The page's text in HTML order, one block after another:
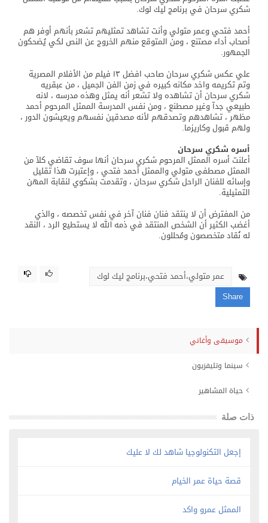
شكري سرحان في برنامج ليك لوك.
أحمد فتحي وعمر متولي وأنت تشاهد تمثليهم تشعر بأنهم أوفر هم
أصحاب أداء مصتنع ، ومن المتوقع منهم الخروج عن النص لكي يُضحكون
الجمهور.
علي عكس شكري سرحان صاحب افضل ١٣ فيلم من الأفلام المصرية
وتم تكريمه واخد مكانه كبيره في زمن الفن الجميل ، من عبقريه
شكري سرحان أن تشاهده ولا تشعر أنه يمثل وهذه مدرسه ، لانه
طبيعي جدآ وغير مصطنع ، ومن نفس المدرسة الممثل المرحوم أحمد
مظهر ، تشاهدهم وتصدقهم لأنه مصدقين نفسهم ويعيشون الدور ،
ولهم قبول وكاريزما.
أسره شكري سرحان
أعلنت أسره الممثل المرحوم شكري سرحان أنها سوف تقاضي كلآ من
الممثل مصطفى متولي والممثل أحمد فتحي ، وإعتبرت هذا تقليل
وإسائه للفنان الراحل شكري سرحان ، وتقدمت بشكوي لنقابة المهن
التمثيلية.
من المفترض أن لا ينتقد فنان فنان آخر في نفس تخصصه ، والذي
أغضب الكثير أن الشخص المنتقد في ذمه الله لا يستطيع الرد ، النقد
له نُقاد متخصصون ومُحللون.
عمر متولي،أحمد فتحي،برنامج ليك لوك
Share
موسيقى وأغاني
سينما وتليفزيون
حياة المشاهير
ذات صلة
إجعل التكنولوجيا شاهد لك لا عليك
قصة حياة عمر الخيام
الممثل عمرو واكد